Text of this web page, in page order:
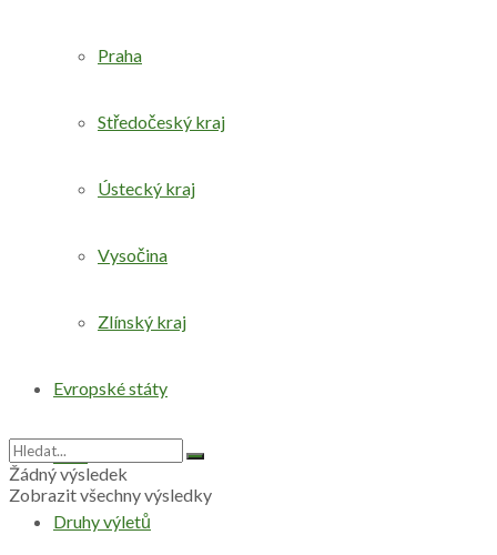
Praha
Středočeský kraj
Ústecký kraj
Vysočina
Zlínský kraj
Evropské státy
Svět
Druhy výletů
Žádný výsledek
Zobrazit všechny výsledky